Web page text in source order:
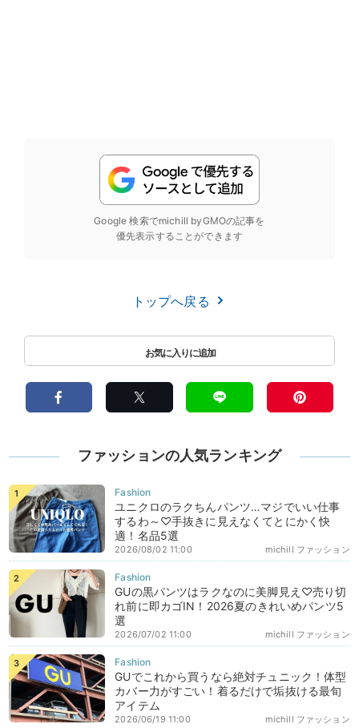
Google 検索でmichill byGMOの記事を
優先表示することができます
トップへ戻る
ファッションの人気ランキング
ユニクロのラクちんパンツ…マジでいい仕事
するわ～♡手抜きに見えなくてとにかく快
適！名品5選
michill ファッション
2026/08/02 11:00
GUの黒パンツはラクなのに美脚見え♡売り切
れ前に即カゴIN！2026夏のきれいめパンツ5
選
michill ファッション
2026/07/02 11:00
GUでこれから買うなら絶対チュニック！体型
カバー力がすごい！着るだけで垢抜ける最旬
アイテム
michill ファッション
2026/06/19 11:00